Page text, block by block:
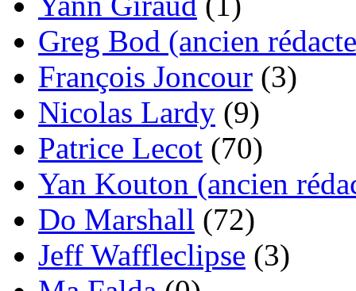
Greg Bod (ancien
François Joncour (3)
Nicolas Lardy (9)
Patrice Lecot (70)
Yan Kouton (ancien
Do Marshall (72)
Jeff Waffleclipse (3)